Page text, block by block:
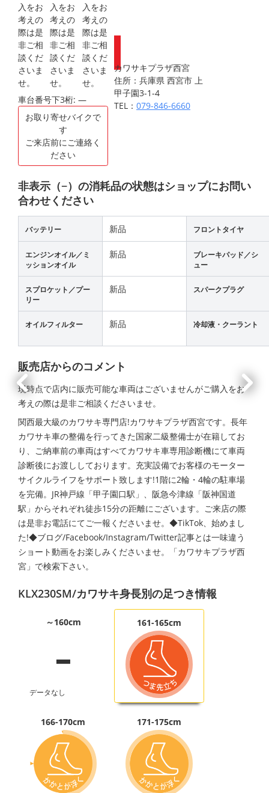
車台番号下3桁: ―
お取り寄せバイクで
す
ご来店前にご連絡く
ださい
もらえます
カワサキプラザ西宮
住所：兵庫県 西宮市 上
甲子園3-1-4
TEL： 079-846-6660
非表示（−）の消耗品の状態はショップにお問い
合わせください
バッテリー 新品 フロントタイヤ
エンジンオイル／ミ
ッションオイル
新品
ブレーキパッド／シ
ュー
スプロケット／プー
リー
新品 スパークプラグ
オイルフィルター 新品 冷却液・クーラント
販売店からのコメント
現時点で店内に販売可能な車両はございませんがご購入をお
考えの際は是非ご相談くださいませ。
関西最大級のカワサキ専門店!カワサキプラザ西宮です。長年
カワサキ車の整備を行ってきた国家二級整備士が在籍してお
り、ご納車前の車両はすべてカワサキ車専用診断機にて車両
診断後にお渡ししております。充実設備でお客様のモーター
サイクルライフをサポート致します!1階に2輪・4輪の駐車場
を完備。JR神戸線「甲子園口駅」、阪急今津線「阪神国道
駅」からそれぞれ徒歩15分の距離にございます。ご来店の際
は是非お電話にてご一報くださいませ。◆TikTok、始めまし
た!◆ブログ/Facebook/Instagram/Twitter記事とは一味違う
ショート動画をお楽しみくださいませ。「カワサキプラザ西
宮」で検索下さい。
KLX230SM/カワサキ身長別の足つき情報
～160cm
-
データなし
161-165cm
166-170cm 171-175cm